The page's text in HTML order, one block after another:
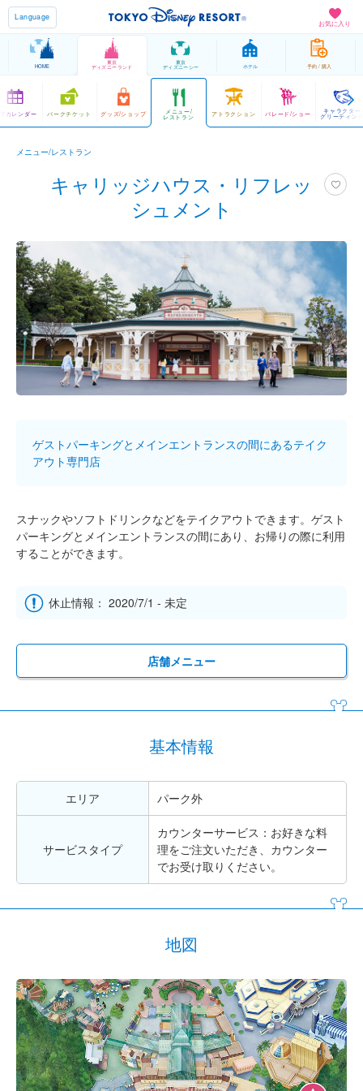
お気に入り
Language
HOME
東京
ディズニーランド
東京
ディズニーシー ホテル 予約 / 購入
カレンダー パークチケット グッズ/ショップ メニュー/
レストラン アトラクション パレード/ショー キャラクター
グリーティング
メニュー/レストラン
キャリッジハウス・リフレッ
シュメント
ゲストパーキングとメインエントランスの間にあるテイク
アウト専門店
スナックやソフトドリンクなどをテイクアウトできます。ゲスト
パーキングとメインエントランスの間にあり、お帰りの際に利用
することができます。
休止情報： 2020/7/1 - 未定
店舗メニュー
基本情報
エリア パーク外
サービスタイプ
カウンターサービス：お好きな料
理をご注文いただき、カウンター
でお受け取りください。
地図